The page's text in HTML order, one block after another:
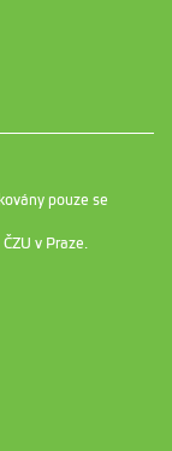
pouze se
v Praze